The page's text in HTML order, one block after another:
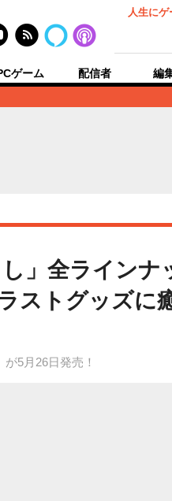
人生に
ゲーム 配信者 編
」全ライン
ストグッズに
5月26日発売！